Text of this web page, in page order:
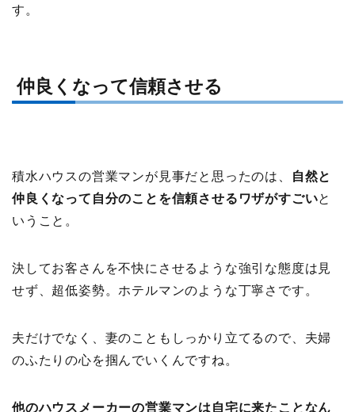
す。
仲良くなって信頼させる
積水ハウスの営業マンが見事だと思ったのは、
自然と
仲良くなって自分のことを信頼させるワザがすごいと
いうこと。
決してお客さんを不快にさせるような強引な態度は見
せず、超低姿勢。ホテルマンのような丁寧さです。
夫だけでなく、妻のこともしっかり立てるので、夫婦
のふたりの心を掴んでいくんですね。
他のハウスメーカーの営業マンは自宅に来たことなん